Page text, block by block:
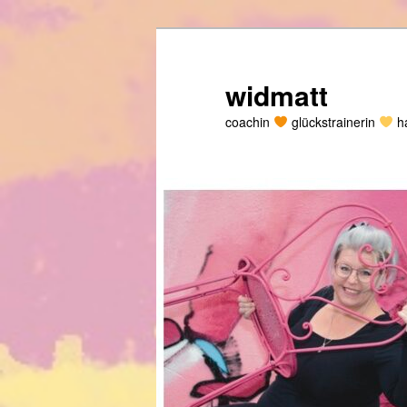
widmatt
coachin glückstrainerin